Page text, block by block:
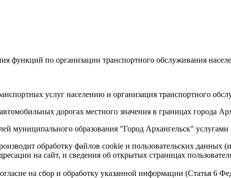
функций по организации транспортного обслуживания
услуг населению и организация транспортного
дорогах местного значения в границах города
муниципального образования "Город Архангельск" услугами
обработку файлов cookie и пользовательских
на сайт, и сведения об открытых страницах
на сбор и обработку указанной информации (Статья